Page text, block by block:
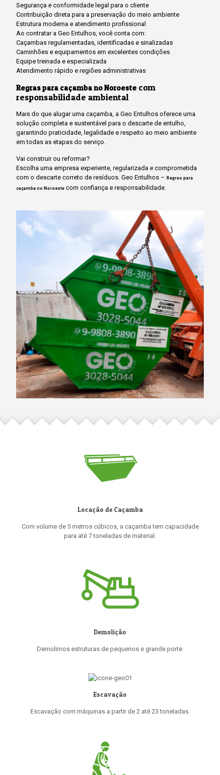
Segurança e conformidade legal para o cliente
Contribuição direta para a preservação do meio ambiente
Estrutura moderna e atendimento profissional
Ao contratar a Geo Entulhos, você conta com:
Caçambas regulamentadas, identificadas e sinalizadas
Caminhões e equipamentos em excelentes condições
Equipe treinada e especializada
Atendimento rápido e regiões administrativas
Regras para caçamba no Noroeste com
responsabilidade ambiental
Mais do que alugar uma caçamba, a Geo Entulhos oferece uma
solução completa e sustentável para o descarte de entulho,
garantindo praticidade, legalidade e respeito ao meio ambiente
em todas as etapas do serviço.
Vai construir ou reformar?
Escolha uma empresa experiente, regularizada e comprometida
com o descarte correto de resíduos. Geo Entulhos – Regras para
caçamba no Noroeste com confiança e responsabilidade.
Locação de Caçamba
Com volume de 5 metros cúbicos, a caçamba tem capacidade
para até 7 toneladas de material.
Demolição
Demolimos estruturas de pequenos e grande porte.
Escavação
Escavação com máquinas a partir de 2 até 23 toneladas.